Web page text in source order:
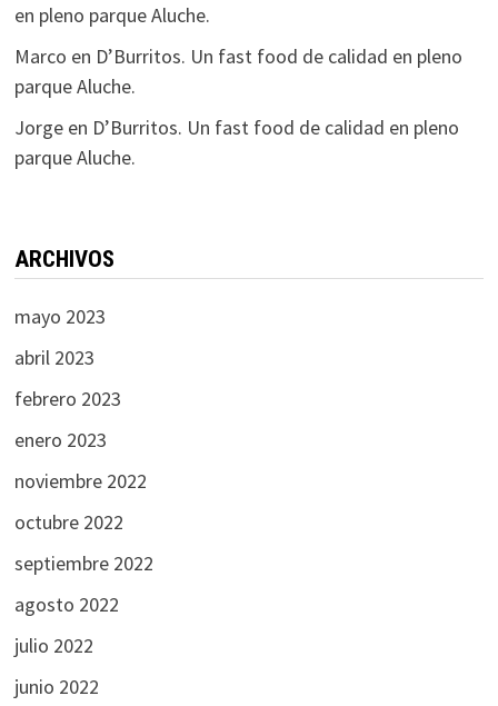
en pleno parque Aluche.
Marco en D’Burritos. Un fast food de calidad en pleno
parque Aluche.
Jorgeen D’Burritos. Un fast food de calidad en pleno
parque Aluche.
ARCHIVOS
mayo 2023
abril 2023
febrero 2023
enero 2023
noviembre 2022
octubre 2022
septiembre 2022
agosto 2022
julio 2022
junio 2022